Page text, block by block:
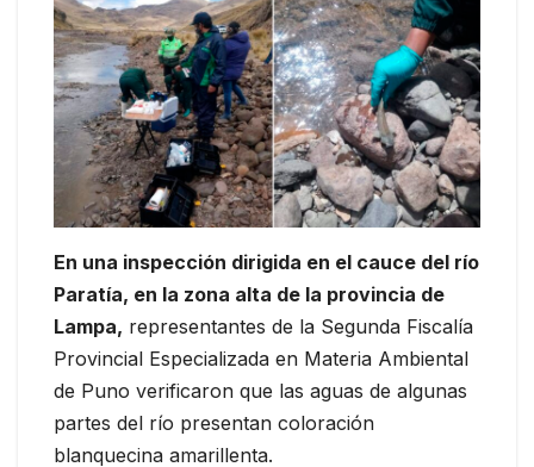
En una inspección dirigida en el cauce del río
Paratía, en la zona alta de la provincia de
Lampa, representantes de la Segunda Fiscalía
Provincial Especializada en Materia Ambiental
de Puno verificaron que las aguas de algunas
partes del río presentan coloración
blanquecina amarillenta.